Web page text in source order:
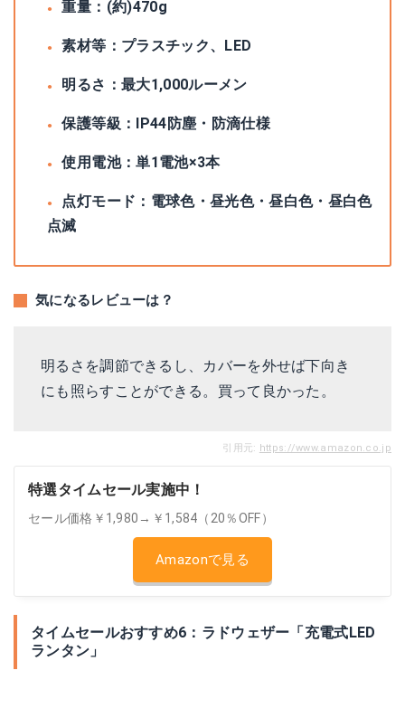
重量：(約)470g
素材等：プラスチック、‎LED
明るさ：最大1,000ルーメン
保護等級：IP44防塵・防滴仕様
使用電池：単1電池×3本
点灯モード：電球色・昼光色・昼白色・昼白色
点滅
気になるレビューは？
明るさを調節できるし、カバーを外せば下向き
にも照らすことができる。買って良かった。
引用元: https://www.amazon.co.jp
特選タイムセール実施中！
セール価格￥1,980→￥1,584（20％OFF）
Amazonで見る
タイムセールおすすめ6：ラドウェザー「充電式LED
ランタン」